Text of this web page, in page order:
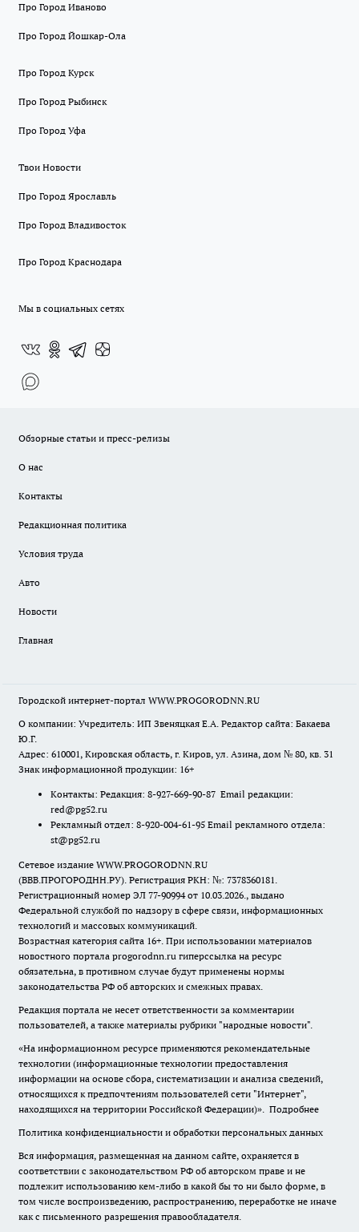
Про Город Иваново
Про Город Йошкар-Ола
Про Город Курск
Про Город Рыбинск
Про Город Уфа
Твои Новости
Про Город Ярославль
Про Город Владивосток
Про Город Краснодара
Мы в социальных сетях
Обзорные статьи и пресс-релизы
О нас
Контакты
Редакционная политика
Условия труда
Авто
Новости
Главная
Городской интернет-портал WWW.PROGORODNN.RU
О компании: Учредитель: ИП Звеняцкая Е.А. Редактор сайта: Бакаева
Ю.Г.
Адрес: 610001, Кировская область, г. Киров, ул. Азина, дом № 80, кв. 31
Знак информационной продукции: 16+
Контакты: Редакция: 8-927-669-90-87 Email редакции:
red@pg52.ru
Рекламный отдел: 8-920-004-61-95 Email рекламного отдела:
st@pg52.ru
Сетевое издание WWW.PROGORODNN.RU
(ВВВ.ПРОГОРОДНН.РУ). Регистрация РКН: №: 7378360181.
Регистрационный номер ЭЛ 77-90994 от 10.03.2026., выдано
Федеральной службой по надзору в сфере связи, информационных
технологий и массовых коммуникаций.
Возрастная категория сайта 16+. При использовании материалов
новостного портала progorodnn.ru гиперссылка на ресурс
обязательна, в противном случае будут применены нормы
законодательства РФ об авторских и смежных правах.
Редакция портала не несет ответственности за комментарии
пользователей, а также материалы рубрики "народные новости".
«На информационном ресурсе применяются рекомендательные
технологии (информационные технологии предоставления
информации на основе сбора, систематизации и анализа сведений,
относящихся к предпочтениям пользователей сети "Интернет",
находящихся на территории Российской Федерации)». Подробнее
Политика конфиденциальности и обработки персональных данных
Вся информация, размещенная на данном сайте, охраняется в
соответствии с законодательством РФ об авторском праве и не
подлежит использованию кем-либо в какой бы то ни было форме, в
том числе воспроизведению, распространению, переработке не иначе
как с письменного разрешения правообладателя.